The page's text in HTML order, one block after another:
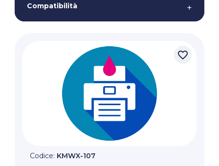
Compatibilità +
favorite_border
Codice: KMWX-107